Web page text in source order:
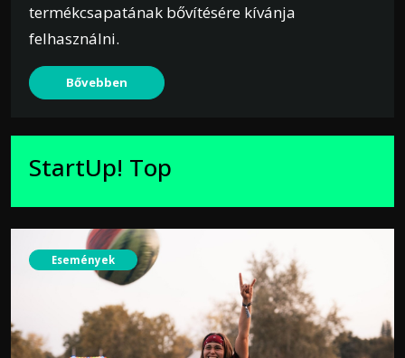
termékcsapatának bővítésére kívánja
felhasználni.
Bővebben
StartUp! Top
Események